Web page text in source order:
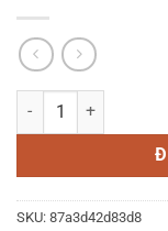
Bơm chìm nước thải
SKU: 87a3d42d83d8